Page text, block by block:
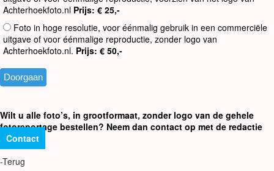
Achterhoekfoto.nl Prijs: € 25,-
Foto in hoge resolutie, voor éénmalig gebruik in een commerciële
uitgave of voor éénmalige reproductie, zonder logo van
Achterhoekfoto.nl. Prijs: € 50,-
Wilt u alle foto’s, in grootformaat, zonder logo van de gehele
fotoreportage bestellen? Neem dan contact op met de redactie
Contact
-Terug